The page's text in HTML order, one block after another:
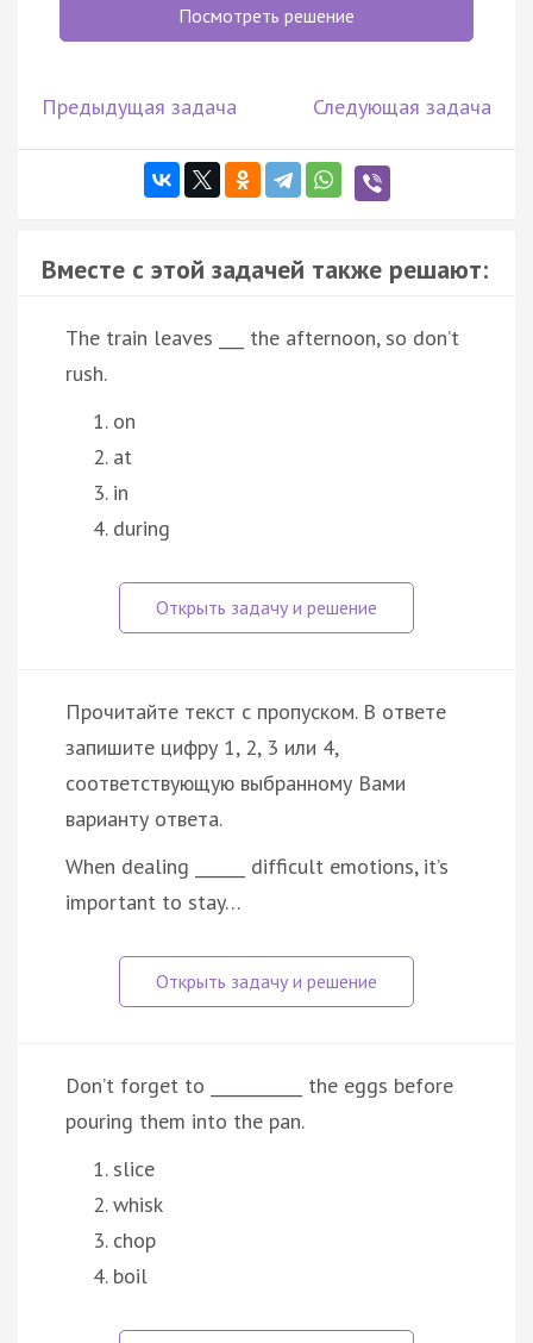
Посмотреть решение
Предыдущая задача Следующая задача
Вместе с этой задачей также решают:
The train leaves ___ the afternoon, so don’t
rush.
on
at
in
during
Прочитайте текст с пропуском. В ответе
запишите цифру 1, 2, 3 или 4,
соответствующую выбранному Вами
варианту ответа.
When dealing ______ difficult emotions, it’s
important to stay…
Don’t forget to ___________ the eggs before
pouring them into the pan.
slice
whisk
chop
boil